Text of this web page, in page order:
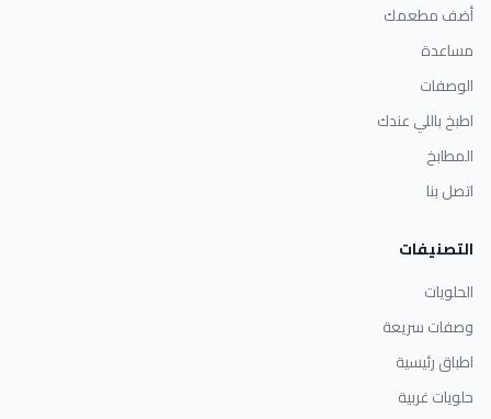
أضف مطعمك
مساعدة
الوصفات
اطبخ باللي عندك
المطابخ
اتصل بنا
التصنيفات
الحلويات
وصفات سريعة
اطباق رئيسية
حلويات غربية